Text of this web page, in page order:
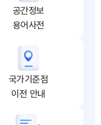
공간정보
용어사전
국가기준점
이전 안내